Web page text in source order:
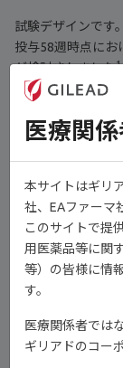
試験デザインです。
投与58週時点にお
が検討されました
プラセボ対照、
瘍性大腸炎に対す
医療関
本サイトはギリ
社、EAファーマ
このサイトで提
用医薬品等に関
等）の皆様に情
す。
医療関係者では
ギリアドのコー